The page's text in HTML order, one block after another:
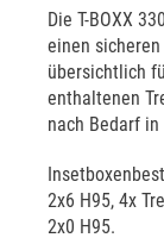
Die T-BOXX
einen
übersichtlich
enthaltenen
nach Bedarf
2x6 H95, 4x
2x0 H95.